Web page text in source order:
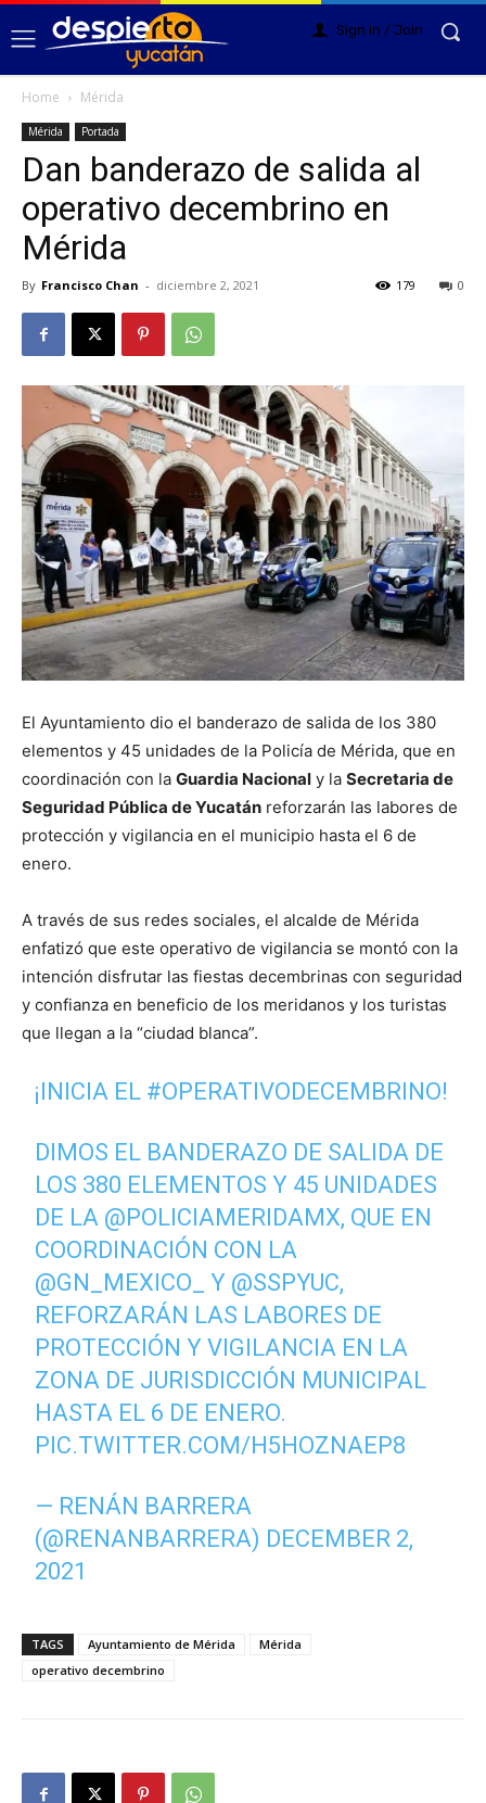
Sign in / Join
Home Mérida
Mérida Portada
Dan banderazo de salida al
operativo decembrino en
Mérida
By Francisco Chan - diciembre 2, 2021 0
179
El Ayuntamiento dio el banderazo de salida de los 380
elementos y 45 unidades de la Policía de Mérida, que en
coordinación con la Guardia Nacional y la Secretaria de
Seguridad Pública de Yucatán reforzarán las labores de
protección y vigilancia en el municipio hasta el 6 de
enero.
A través de sus redes sociales, el alcalde de Mérida
enfatizó que este operativo de vigilancia se montó con la
intención disfrutar las fiestas decembrinas con seguridad
y confianza en beneficio de los meridanos y los turistas
que llegan a la “ciudad blanca”.
¡INICIA EL #OPERATIVODECEMBRINO!
DIMOS EL BANDERAZO DE SALIDA DE
LOS 380 ELEMENTOS Y 45 UNIDADES
DE LA @POLICIAMERIDAMX, QUE EN
COORDINACIÓN CON LA
@GN_MEXICO_
Y @SSPYUC,
REFORZARÁN LAS LABORES DE
PROTECCIÓN Y VIGILANCIA EN LA
ZONA DE JURISDICCIÓN MUNICIPAL
HASTA EL 6 DE ENERO.
PIC.TWITTER.COM/H5HOZNAEP8
— RENÁN BARRERA
(@RENANBARRERA) DECEMBER 2,
2021
TAGS Ayuntamiento de Mérida
Mérida
operativo decembrino